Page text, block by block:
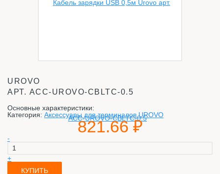
UROVO
АРТ. ACC-UROVO-CBLTC-0.5
Основные характеристики:
Категория: Аксессуары для терминалов UROVO
821.66 ₽
-
+
КУПИТЬ